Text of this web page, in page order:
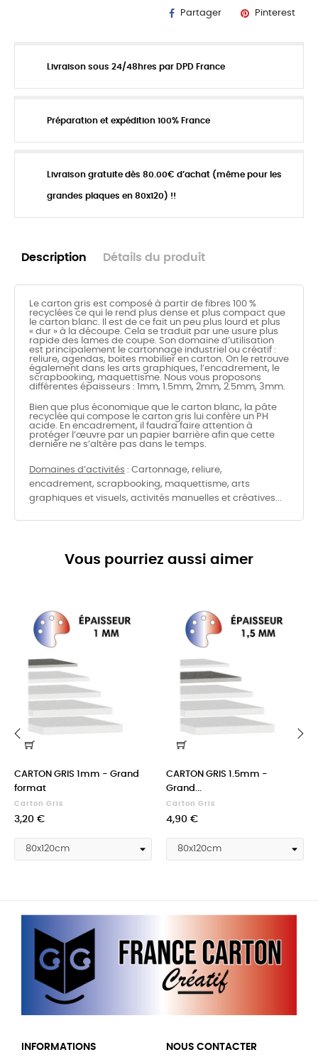
Partager Pinterest
Livraison sous 24/48hres par DPD France
Préparation et expédition 100% France
Livraison gratuite dès 80.00€ d’achat (même pour les
grandes plaques en 80x120) !!
Description Détails du produit
Le carton gris est composé à partir de fibres 100 %
recyclées ce qui le rend plus dense et plus compact que
le carton blanc. Il est de ce fait un peu plus lourd et plus
« dur » à la découpe. Cela se traduit par une usure plus
rapide des lames de coupe. Son domaine d’utilisation
est principalement le cartonnage industriel ou créatif :
reliure, agendas, boites mobilier en carton. On le retrouve
également dans les arts graphiques, l’encadrement, le
scrapbooking, maquettisme. Nous vous proposons
différentes épaisseurs : 1mm, 1.5mm, 2mm, 2.5mm, 3mm.
Bien que plus économique que le carton blanc, la pâte
recyclée qui compose le carton gris lui confère un PH
acide. En encadrement, il faudra faire attention à
protéger l’œuvre par un papier barrière afin que cette
dernière ne s’altère pas dans le temps.
Domaines d’activités : Cartonnage, reliure,
encadrement, scrapbooking, maquettisme, arts
graphiques et visuels, activités manuelles et créatives...
Vous pourriez aussi aimer
CARTON GRIS 1mm - Grand
format
Carton Gris
Prix
3,20 €
CARTON GRIS 1.5mm -
Grand...
Carton Gris
Prix
4,90 €
INFORMATIONS NOUS CONTACTER